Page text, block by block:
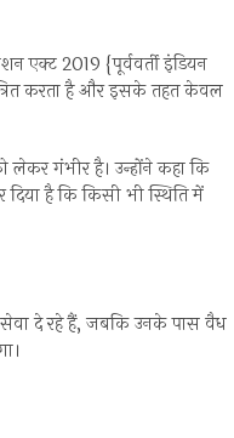
एक्ट 2019 {पूर्ववर्ती इंडियन
करता है और इसके तहत केवल
लेकर गंभीर है। उन्होंने कहा कि
है कि किसी भी स्थिति में
दे रहे हैं, जबकि उनके पास वैध